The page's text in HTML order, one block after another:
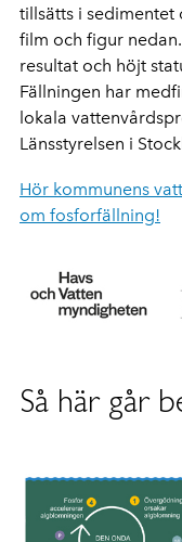
tillsätts i sedimentet
film och figur nedan.
resultat och höjt
Fällningen har
lokala
Länsstyrelsen i
Hör kommunens
om fosforfällning!
Så här går